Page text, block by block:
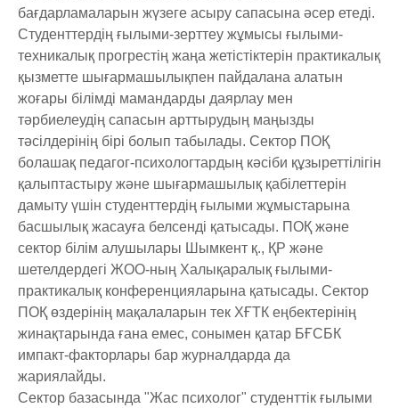
бағдарламаларын жүзеге асыру сапасына әсер етеді.
Студенттердің ғылыми-зерттеу жұмысы ғылыми-
техникалық прогрестің жаңа жетістіктерін практикалық
қызметте шығармашылықпен пайдалана алатын
жоғары білімді мамандарды даярлау мен
тәрбиелеудің сапасын арттырудың маңызды
тәсілдерінің бірі болып табылады. Сектор ПОҚ
болашақ педагог-психологтардың кәсіби құзыреттілігін
қалыптастыру және шығармашылық қабілеттерін
дамыту үшін студенттердің ғылыми жұмыстарына
басшылық жасауға белсенді қатысады. ПОҚ және
сектор білім алушылары Шымкент қ., ҚР және
шетелдердегі ЖОО-ның Халықаралық ғылыми-
практикалық конференцияларына қатысады. Сектор
ПОҚ өздерінің мақалаларын тек ХҒТК еңбектерінің
жинақтарында ғана емес, сонымен қатар БҒСБК
импакт-факторлары бар журналдарда да
жариялайды.
Сектор базасында "Жас психолог" студенттік ғылыми